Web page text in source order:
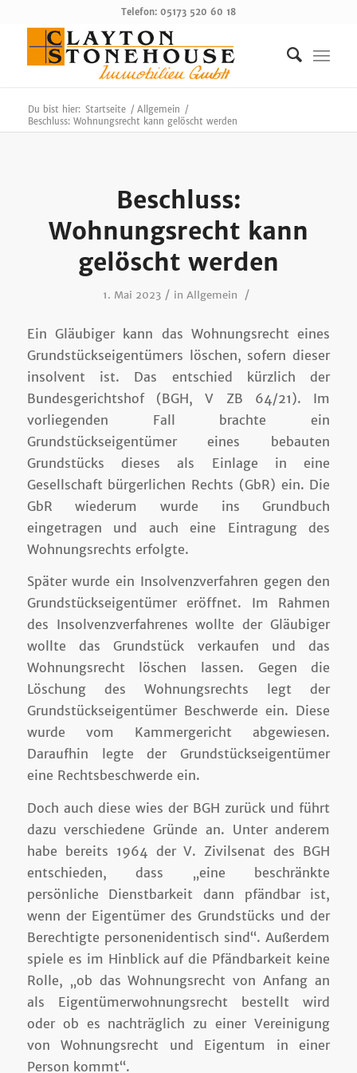
Telefon: 05173 520 60 18
Du bist hier: Startseite / Allgemein /
Beschluss: Wohnungsrecht kann gelöscht werden
Beschluss:
Wohnungsrecht kann
gelöscht werden
1. Mai 2023 / inAllgemein /
Ein Gläubiger kann das Wohnungsrecht eines
Grundstückseigentümers löschen, sofern dieser
insolvent ist. Das entschied kürzlich der
Bundesgerichtshof (BGH, V ZB 64/21). Im
vorliegenden Fall brachte ein
Grundstückseigentümer eines bebauten
Grundstücks dieses als Einlage in eine
Gesellschaft bürgerlichen Rechts (GbR) ein. Die
GbR wiederum wurde ins Grundbuch
eingetragen und auch eine Eintragung des
Wohnungsrechts erfolgte.
Später wurde ein Insolvenzverfahren gegen den
Grundstückseigentümer eröffnet. Im Rahmen
des Insolvenzverfahrenes wollte der Gläubiger
wollte das Grundstück verkaufen und das
Wohnungsrecht löschen lassen. Gegen die
Löschung des Wohnungsrechts legt der
Grundstückseigentümer Beschwerde ein. Diese
wurde vom Kammergericht abgewiesen.
Daraufhin legte der Grundstückseigentümer
eine Rechtsbeschwerde ein.
Doch auch diese wies der BGH zurück und führt
dazu verschiedene Gründe an. Unter anderem
habe bereits 1964 der V. Zivilsenat des BGH
entschieden, dass „eine beschränkte
persönliche Dienstbarkeit dann pfändbar ist,
wenn der Eigentümer des Grundstücks und der
Berechtigte personenidentisch sind“. Außerdem
spiele es im Hinblick auf die Pfändbarkeit keine
Rolle, „ob das Wohnungsrecht von Anfang an
als Eigentümerwohnungsrecht bestellt wird
oder ob es nachträglich zu einer Vereinigung
von Wohnungsrecht und Eigentum in einer
Person kommt“.